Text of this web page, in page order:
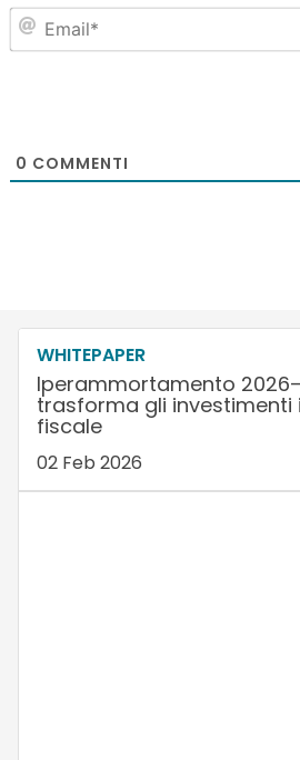
0 COMMENTI
WHITEPAPER
Iperammortamento
trasforma gli investimenti
fiscale
02 Feb 2026